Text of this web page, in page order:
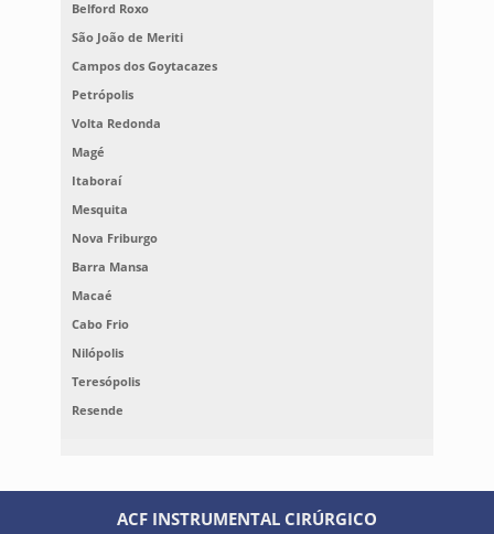
Belford Roxo
São João de Meriti
Campos dos Goytacazes
Petrópolis
Volta Redonda
Magé
Itaboraí
Mesquita
Nova Friburgo
Barra Mansa
Macaé
Cabo Frio
Nilópolis
Teresópolis
Resende
ACF INSTRUMENTAL CIRÚRGICO